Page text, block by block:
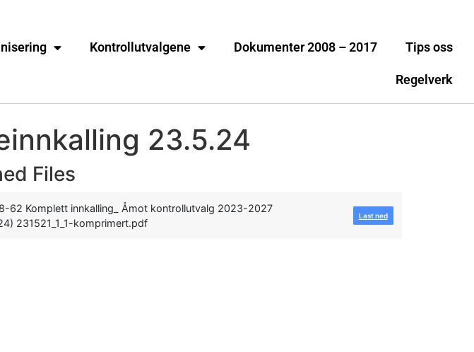
Kontrollutvalgene Dokumenter 2008 – 2017 Tips oss
Regelverk
23.5.24
Files
62 Komplett innkalling_ Åmot kontrollutvalg 2023-2027
231521_1_1-komprimert.pdf
Last ned